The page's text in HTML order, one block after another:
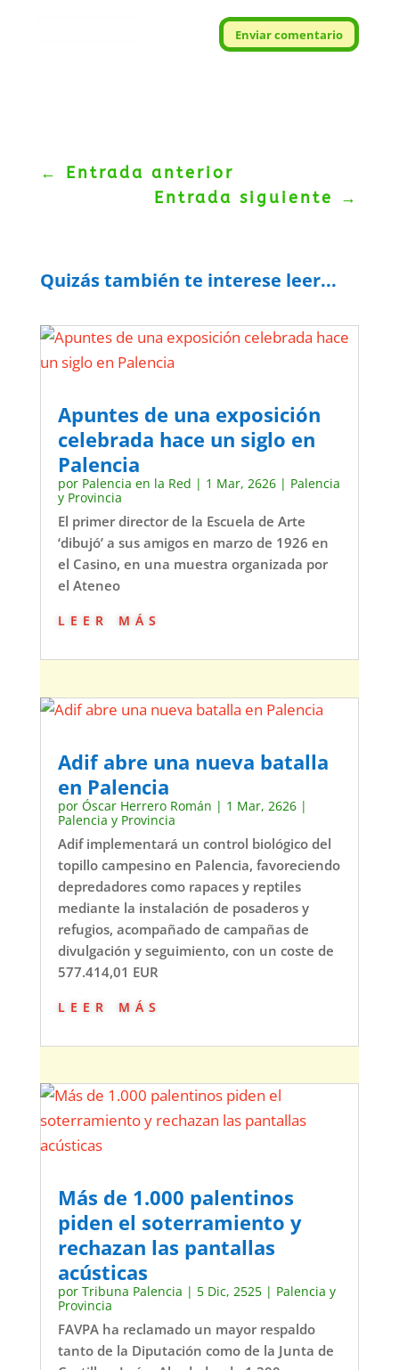
Enviar comentario
← Entrada anterior
Entrada siguiente
→
Quizás también te interese leer...
Apuntes de una exposición
celebrada hace un siglo en
Palencia
por Palencia en la Red | 1 Mar, 2626| Palencia
y Provincia
El primer director de la Escuela de Arte
‘dibujó’ a sus amigos en marzo de 1926 en
el Casino, en una muestra organizada por
el Ateneo
leer más
Adif abre una nueva batalla
en Palencia
por Óscar Herrero Román | 1 Mar, 2626|
Palencia y Provincia
Adif implementará un control biológico del
topillo campesino en Palencia, favoreciendo
depredadores como rapaces y reptiles
mediante la instalación de posaderos y
refugios, acompañado de campañas de
divulgación y seguimiento, con un coste de
577.414,01 EUR
leer más
Más de 1.000 palentinos
piden el soterramiento y
rechazan las pantallas
acústicas
por Tribuna Palencia | 5 Dic, 2525| Palencia y
Provincia
FAVPA ha reclamado un mayor respaldo
tanto de la Diputación como de la Junta de